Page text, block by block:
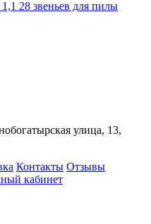
улица, 13,
Контакты Отзывы
кабинет